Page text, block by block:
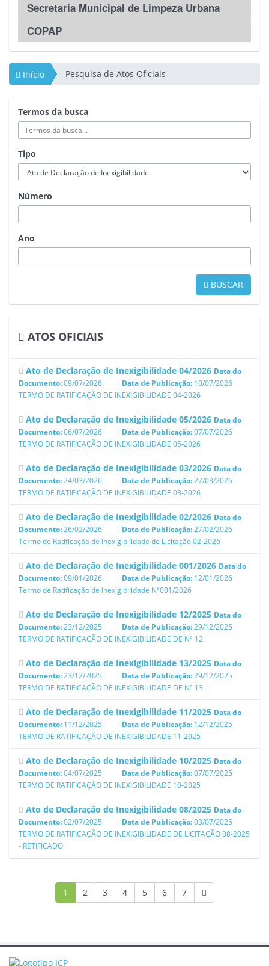
Secretaria Municipal de Limpeza Urbana
COPAP
Início Pesquisa de Atos Oficiais
Termos da busca
Tipo
Número
Ano
BUSCAR
ATOS OFICIAIS
Ato de Declaração de Inexigibilidade 04/2026 Data do
Documento:09/07/2026 Data de Publicação: 10/07/2026
TERMO DE RATIFICAÇÃO DE INEXIGIBILIDADE 04-2026
Ato de Declaração de Inexigibilidade 05/2026 Data do
Documento:06/07/2026 Data de Publicação:07/07/2026
TERMO DE RATIFICAÇÃO DE INEXIGIBILIDADE 05-2026
Ato de Declaração de Inexigibilidade 03/2026 Data do
Documento:24/03/2026 Data de Publicação:27/03/2026
TERMO DE RATIFICAÇÃO DE INEXIGIBILIDADE 03-2026
Ato de Declaração de Inexigibilidade 02/2026 Data do
Documento:26/02/2026 Data de Publicação:27/02/2026
Termo de Ratificação de Inexigibilidade de Licitação 02-2026
Ato de Declaração de Inexigibilidade 001/2026 Data do
Documento:09/01/2026 Data de Publicação: 12/01/2026
Termo de Ratificação de Inexigibilidade N°001/2026
Ato de Declaração de Inexigibilidade 12/2025 Data do
Documento:23/12/2025 Data de Publicação:29/12/2025
TERMO DE RATIFICAÇÃO DE INEXIGIBILIDADE DE Nº 12
Ato de Declaração de Inexigibilidade 13/2025 Data do
Documento:23/12/2025 Data de Publicação:29/12/2025
TERMO DE RATIFICAÇÃO DE INEXIGIBILIDADE DE Nº 13
Ato de Declaração de Inexigibilidade 11/2025 Data do
Documento: 11/12/2025 Data de Publicação: 12/12/2025
TERMO DE RATIFICAÇÃO DE INEXIGIBILIDADE 11-2025
Ato de Declaração de Inexigibilidade 10/2025 Data do
Documento:04/07/2025 Data de Publicação:07/07/2025
TERMO DE RATIFICAÇÃO DE INEXIGIBILIDADE 10-2025
Ato de Declaração de Inexigibilidade 08/2025 Data do
Documento:02/07/2025 Data de Publicação:03/07/2025
TERMO DE RATIFICAÇÃO DE INEXIGIBILIDADE DE LICITAÇÃO 08-2025
- RETIFICADO
1 2 3 4 5 6 7